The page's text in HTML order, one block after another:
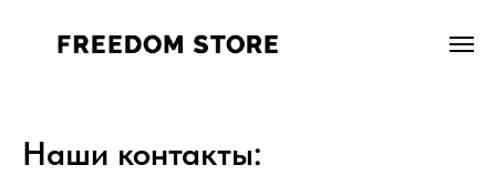
Наши контакты: